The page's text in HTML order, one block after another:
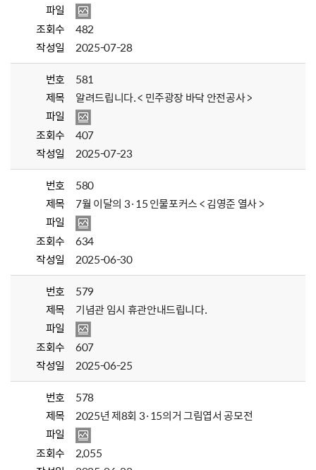
파일
조회수
482
작성일
2025-07-28
번호
581
제목
알려드립니다. < 민주광장 바닥 안전공사 >
파일
조회수
407
작성일
2025-07-23
번호
580
제목
7월 이달의 3·15 인물포커스 < 김영준 열사 >
파일
조회수
634
작성일
2025-06-30
번호
579
제목
기념관 임시 휴관안내드립니다.
파일
조회수
607
작성일
2025-06-25
번호
578
제목
2025년 제8회 3·15의거 그림엽서 공모전
파일
조회수
2,055